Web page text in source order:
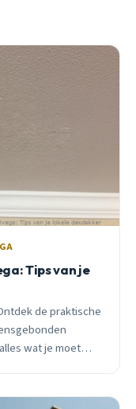
Tips van je
de praktische
wat je moet